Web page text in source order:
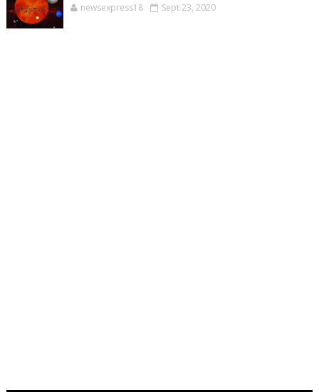
newsexpress18 Sept 23, 2020